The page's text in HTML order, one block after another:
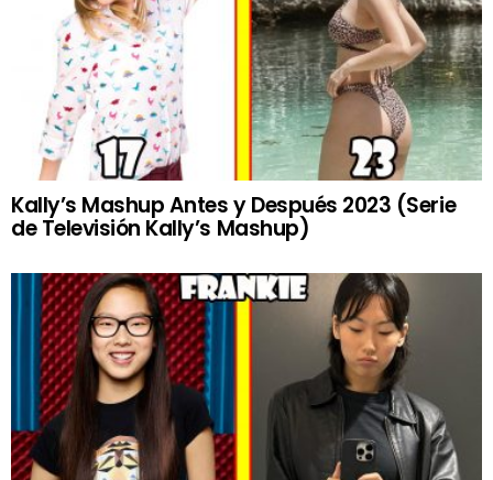
Kally’s Mashup Antes y Después 2023 (Serie
de Televisión Kally’s Mashup)